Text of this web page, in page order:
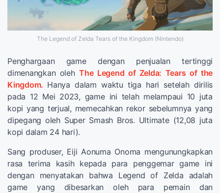
The Legend of Zelda Tears of the Kingdom (Nintendo)
Penghargaan game dengan penjualan tertinggi
dimenangkan olehThe Legend of Zelda: Tears of the
Kingdom. Hanya dalam waktu tiga hari setelah dirilis
pada 12 Mei 2023, game ini telah melampaui 10 juta
kopi yang terjual, memecahkan rekor sebelumnya yang
dipegang oleh Super Smash Bros. Ultimate (12,08 juta
kopi dalam 24 hari).
Sang produser, Eiji Aonuma Onoma mengunungkapkan
rasa terima kasih kepada para penggemar game ini
dengan menyatakan bahwa Legend of Zelda adalah
game yang dibesarkan oleh para pemain dan